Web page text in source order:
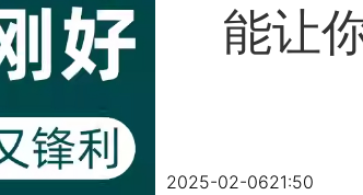
能让
2025-02-0621:50